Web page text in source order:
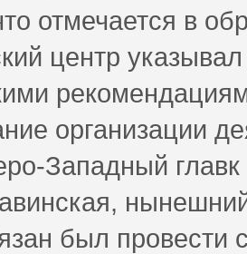
отмечается в
центр
организации
Западный
был провести